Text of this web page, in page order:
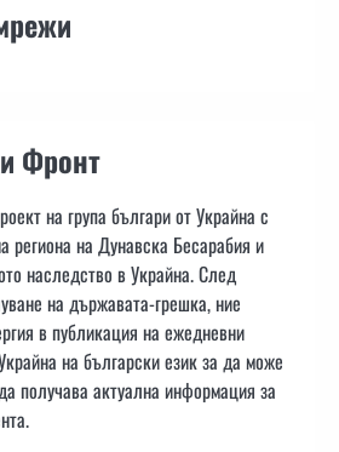
Фронт
на група българи от Украйна с
региона на Дунавска Бесарабия и
наследство в Украйна. След
на държавата-грешка, ние
в публикация на ежедневни
на български език за да може
получава актуална информация за